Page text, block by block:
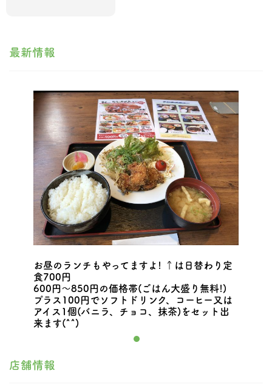
最新情報
お昼のランチもやってますよ! ↑は日替わり定
食700円
600円〜850円の価格帯(ごはん大盛り無料!)
プラス100円でソフトドリンク、コーヒー又は
アイス1個(バニラ、チョコ、抹茶)をセット出
来ます(^^)
店舗情報